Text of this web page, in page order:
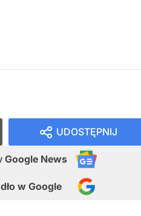
UDOSTĘPNIJ
Google News
w Google